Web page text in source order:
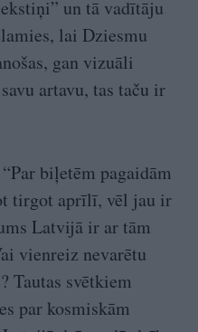
un tā vadītāju
lai Dziesmu
gan vizuāli
artavu, tas taču ir
“Par biļetēm pagaidām
tirgot aprīlī, vēl jau ir
Latvijā ir ar tām
vienreiz nevarētu
Tautas svētkiem
par kosmiskām